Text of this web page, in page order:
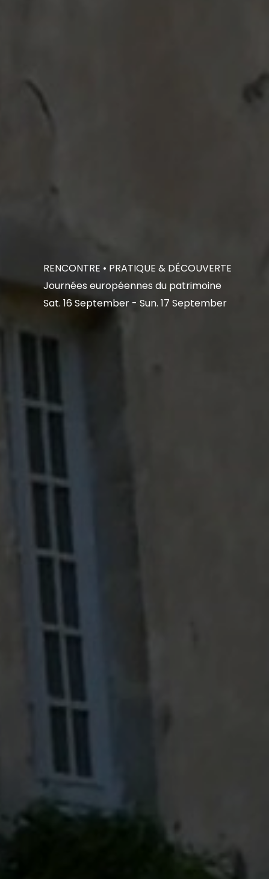
RENCONTRE • PRATIQUE & DÉCOUVERTE
Journées européennes du patrimoine
Sat. 16 September - Sun. 17 September